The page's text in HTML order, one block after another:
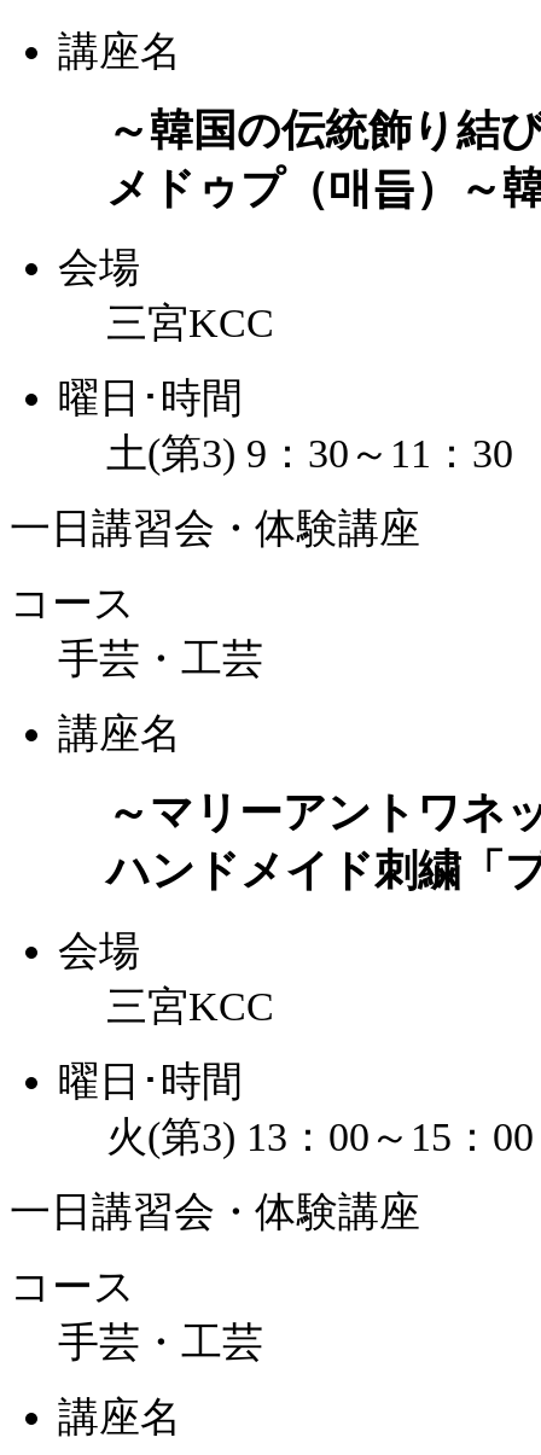
講座名
～韓国の伝統飾り結
メドゥプ（매듭）～
会場
三宮KCC
曜日･時間
土(第3) 9：30～11：30
一日講習会・体験講座
コース
手芸・工芸
講座名
～マリーアントワネ
ハンドメイド刺繍「
会場
三宮KCC
曜日･時間
火(第3) 13：00～15：00
一日講習会・体験講座
コース
手芸・工芸
講座名